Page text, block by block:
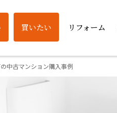
買いたい リフォーム
中古マンション購入事例